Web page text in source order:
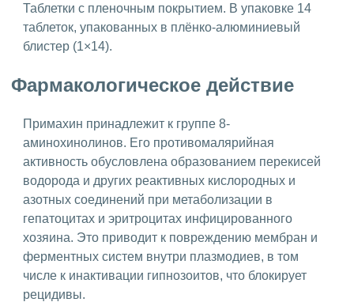
Таблетки с пленочным покрытием. В упаковке 14
таблеток, упакованных в плёнко-алюминиевый
блистер (1×14).
Фармакологическое действие
Примахин принадлежит к группе 8-
аминохинолинов. Его противомалярийная
активность обусловлена образованием перекисей
водорода и других реактивных кислородных и
азотных соединений при метаболизации в
гепатоцитах и эритроцитах инфицированного
хозяина. Это приводит к повреждению мембран и
ферментных систем внутри плазмодиев, в том
числе к инактивации гипнозоитов, что блокирует
рецидивы.